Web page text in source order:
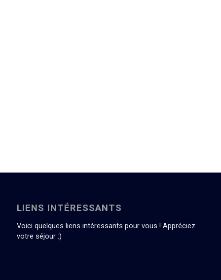
LIENS INTÉRESSANTS
Voici quelques liens intéressants pour vous ! Appréciez
votre séjour :)